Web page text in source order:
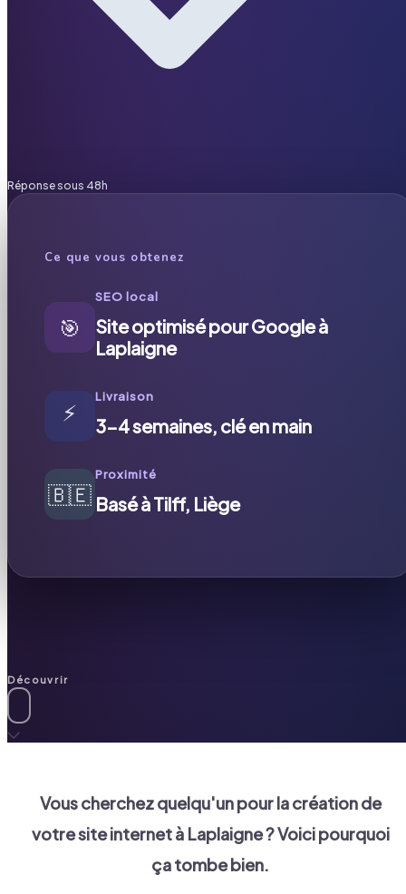
Réponse sous 48h
Ce que vous obtenez
🎯
SEO local
Site optimisé pour Google à
Laplaigne
⚡
Livraison
3-4 semaines, clé en main
🇧🇪
Proximité
Basé à Tilff, Liège
Découvrir
Vous cherchez quelqu'un pour la création de
votre site internet à Laplaigne? Voici pourquoi
ça tombe bien.